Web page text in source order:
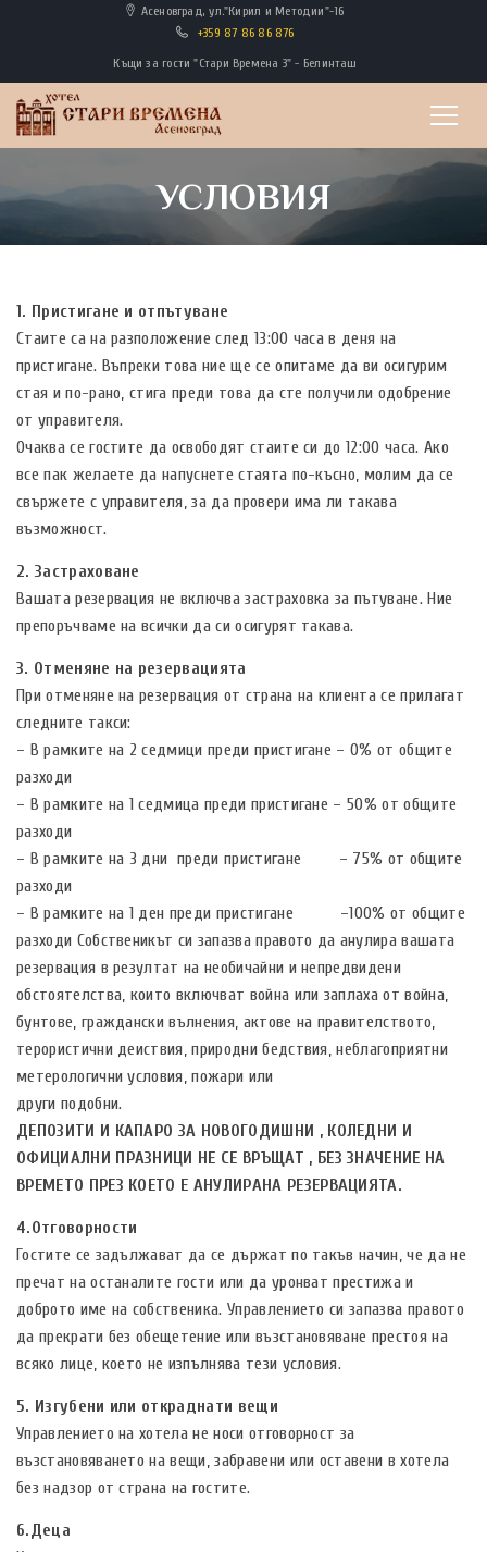
Асеновград, ул."Кирил и Методии"-16
+359 87 86 86 876
Къщи за гости "Стари Времена 3" - Белинташ
УСЛОВИЯ
1. Пристигане и отпътуване
Стаите са на разположение след 13:00 часа в деня на
пристигане. Въпреки това ние ще се опитаме да ви осигурим
стая и по-рано, стига преди това да сте получили одобрение
от управителя.
Очаква се гостите да освободят стаите си до 12:00 часа. Ако
все пак желаете да напуснете стаята по-късно, молим да се
свържете с управителя, за да провери има ли такава
възможност.
2. Застраховане
Вашата резервация не включва застраховка за пътуване. Ние
препоръчваме на всички да си осигурят такава.
3. Отменяне на резервацията
При отменяне на резервация от страна на клиента се прилагат
следните такси:
– В рамките на 2 седмици преди пристигане – 0% от общите
разходи
– В рамките на 1 седмица преди пристигане – 50% от общите
разходи
– В рамките на 3 дни преди пристигане – 75% от общите
разходи
– В рамките на 1 ден преди пристигане –100% от общите
разходи Собственикът си запазва правото да анулира вашата
резервация в резултат на необичайни и непредвидени
обстоятелства, които включват война или заплаха от война,
бунтове, граждански вълнения, актове на правителството,
терористични деиствия, природни бедствия, неблагоприятни
метерологични условия, пожари или
други подобни.
ДЕПОЗИТИ И КАПАРО ЗА НОВОГОДИШНИ , КОЛЕДНИ И
ОФИЦИАЛНИ ПРАЗНИЦИ НЕ СЕ ВРЪЩАТ , БЕЗ ЗНАЧЕНИЕ НА
ВРЕМЕТО ПРЕЗ КОЕТО Е АНУЛИРАНА РЕЗЕРВАЦИЯТА.
4.Отговорности
Гостите се задължават да се държат по такъв начин, че да не
пречат на останалите гости или да уронват престижа и
доброто име на собственика. Управлението си запазва правото
да прекрати без обещетение или възстановяване престоя на
всяко лице, което не изпълнява тези условия.
5. Изгубени или откраднати вещи
Управлението на хотела не носи отговорност за
възстановяването на вещи, забравени или оставени в хотела
без надзор от страна на гостите.
6.Деца